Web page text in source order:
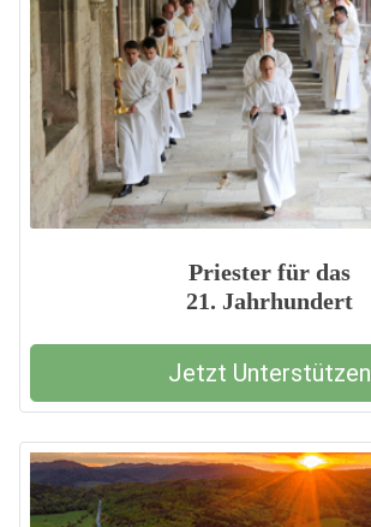
Priester für das
21. Jahrhundert
Jetzt Unterstützen